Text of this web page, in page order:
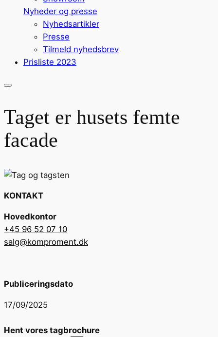
Nyheder og presse
Nyhedsartikler
Presse
Tilmeld nyhedsbrev
Prisliste 2023
Taget er husets femte
facade
KONTAKT
Hovedkontor
+45 96 52 07 10
salg@komproment.dk
Publiceringsdato
17/09/2025
Hent vores tagbrochure